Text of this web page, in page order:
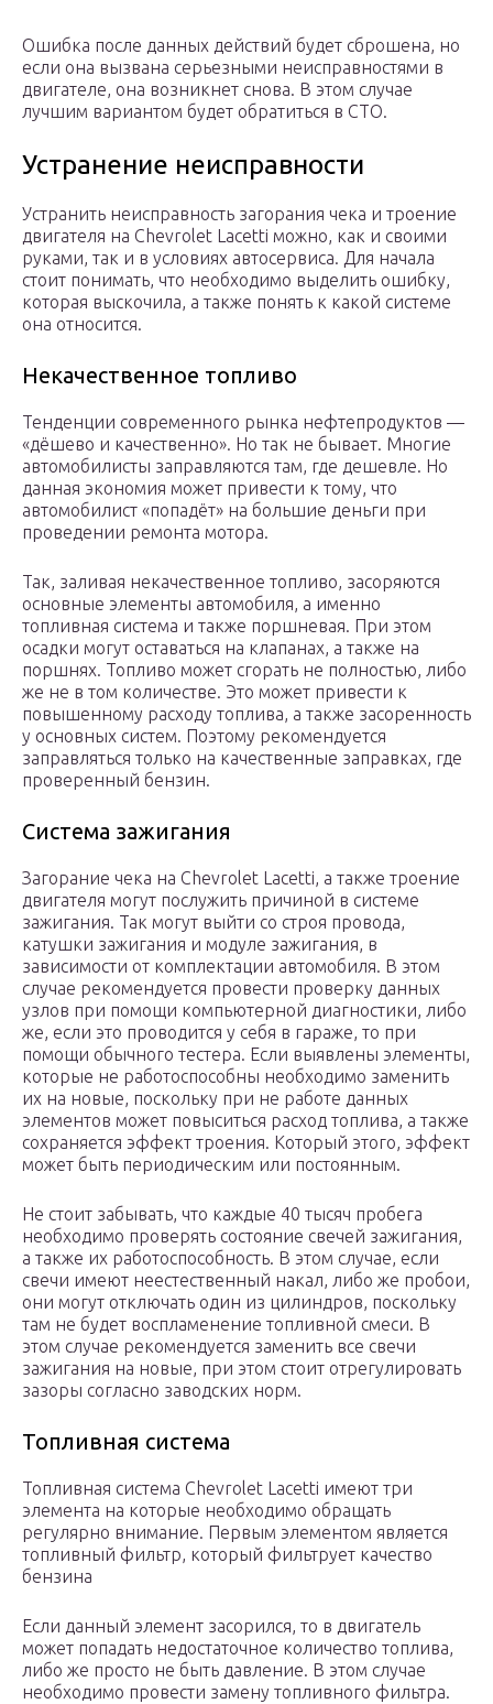
Ошибка после данных действий будет сброшена, но
если она вызвана серьезными неисправностями в
двигателе, она возникнет снова. В этом случае
лучшим вариантом будет обратиться в СТО.
Устранение неисправности
Устранить неисправность загорания чека и троение
двигателя на Chevrolet Lacetti можно, как и своими
руками, так и в условиях автосервиса. Для начала
стоит понимать, что необходимо выделить ошибку,
которая выскочила, а также понять к какой системе
она относится.
Некачественное топливо
Тенденции современного рынка нефтепродуктов —
«дёшево и качественно». Но так не бывает. Многие
автомобилисты заправляются там, где дешевле. Но
данная экономия может привести к тому, что
автомобилист «попадёт» на большие деньги при
проведении ремонта мотора.
Так, заливая некачественное топливо, засоряются
основные элементы автомобиля, а именно
топливная система и также поршневая. При этом
осадки могут оставаться на клапанах, а также на
поршнях. Топливо может сгорать не полностью, либо
же не в том количестве. Это может привести к
повышенному расходу топлива, а также засоренность
у основных систем. Поэтому рекомендуется
заправляться только на качественные заправках, где
проверенный бензин.
Система зажигания
Загорание чека на Chevrolet Lacetti, а также троение
двигателя могут послужить причиной в системе
зажигания. Так могут выйти со строя провода,
катушки зажигания и модуле зажигания, в
зависимости от комплектации автомобиля. В этом
случае рекомендуется провести проверку данных
узлов при помощи компьютерной диагностики, либо
же, если это проводится у себя в гараже, то при
помощи обычного тестера. Если выявлены элементы,
которые не работоспособны необходимо заменить
их на новые, поскольку при не работе данных
элементов может повыситься расход топлива, а также
сохраняется эффект троения. Который этого, эффект
может быть периодическим или постоянным.
Не стоит забывать, что каждые 40 тысяч пробега
необходимо проверять состояние свечей зажигания,
а также их работоспособность. В этом случае, если
свечи имеют неестественный накал, либо же пробои,
они могут отключать один из цилиндров, поскольку
там не будет воспламенение топливной смеси. В
этом случае рекомендуется заменить все свечи
зажигания на новые, при этом стоит отрегулировать
зазоры согласно заводских норм.
Топливная система
Топливная система Chevrolet Lacetti имеют три
элемента на которые необходимо обращать
регулярно внимание. Первым элементом является
топливный фильтр, который фильтрует качество
бензина
Если данный элемент засорился, то в двигатель
может попадать недостаточное количество топлива,
либо же просто не быть давление. В этом случае
необходимо провести замену топливного фильтра.